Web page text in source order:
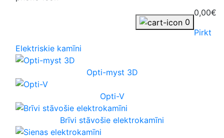
0
0,00€
Pirkt
Elektriskie kamīni
Opti-myst 3D
Opti-V
Brīvi stāvošie elektrokamīni